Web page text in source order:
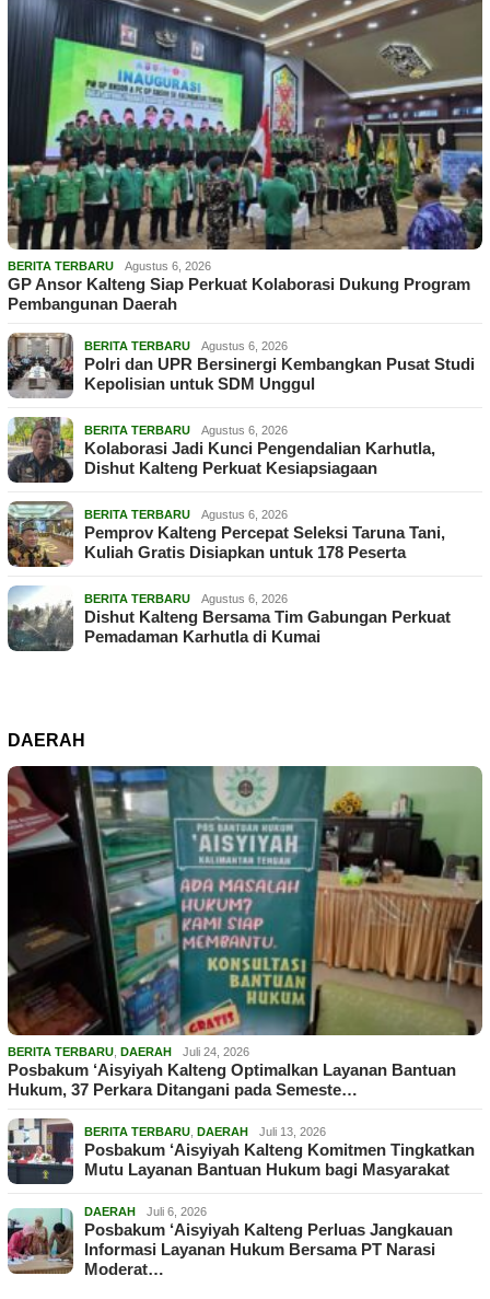
BERITA TERBARU Agustus 6, 2026
GP Ansor Kalteng Siap Perkuat Kolaborasi Dukung Program
Pembangunan Daerah
BERITA TERBARU Agustus 6, 2026
Polri dan UPR Bersinergi Kembangkan Pusat Studi
Kepolisian untuk SDM Unggul
BERITA TERBARU Agustus 6, 2026
Kolaborasi Jadi Kunci Pengendalian Karhutla,
Dishut Kalteng Perkuat Kesiapsiagaan
BERITA TERBARU Agustus 6, 2026
Pemprov Kalteng Percepat Seleksi Taruna Tani,
Kuliah Gratis Disiapkan untuk 178 Peserta
BERITA TERBARU Agustus 6, 2026
Dishut Kalteng Bersama Tim Gabungan Perkuat
Pemadaman Karhutla di Kumai
DAERAH
BERITA TERBARU DAERAH Juli 24, 2026
Posbakum ‘Aisyiyah Kalteng Optimalkan Layanan Bantuan
Hukum, 37 Perkara Ditangani pada Semeste…
BERITA TERBARU DAERAH Juli 13, 2026
Posbakum ‘Aisyiyah Kalteng Komitmen Tingkatkan
Mutu Layanan Bantuan Hukum bagi Masyarakat
DAERAH Juli 6, 2026
Posbakum ‘Aisyiyah Kalteng Perluas Jangkauan
Informasi Layanan Hukum Bersama PT Narasi
Moderat…